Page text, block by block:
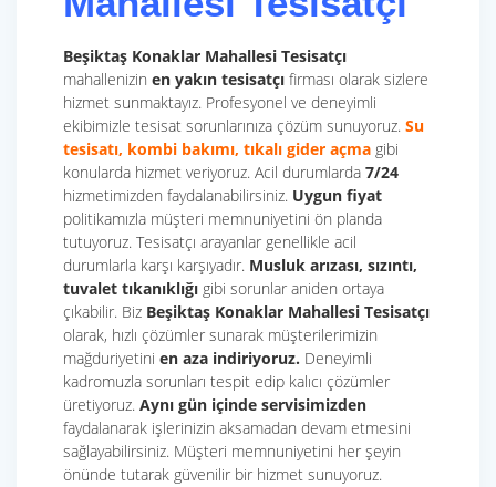
Beşiktaş Konaklar Mahallesi Tesisatçı
mahallenizin en yakın tesisatçı firması olarak sizlere
hizmet sunmaktayız. Profesyonel ve deneyimli
ekibimizle tesisat sorunlarınıza çözüm sunuyoruz. Su
tesisatı, kombi bakımı, tıkalı gider açma gibi
konularda hizmet veriyoruz. Acil durumlarda 7/24
hizmetimizden faydalanabilirsiniz. Uygun fiyat
politikamızla müşteri memnuniyetini ön planda
tutuyoruz. Tesisatçı arayanlar genellikle acil
durumlarla karşı karşıyadır. Musluk arızası, sızıntı,
tuvalet tıkanıklığı gibi sorunlar aniden ortaya
çıkabilir. Biz Beşiktaş Konaklar Mahallesi Tesisatçı
olarak, hızlı çözümler sunarak müşterilerimizin
mağduriyetini en aza indiriyoruz. Deneyimli
kadromuzla sorunları tespit edip kalıcı çözümler
üretiyoruz. Aynı gün içinde servisimizden
faydalanarak işlerinizin aksamadan devam etmesini
sağlayabilirsiniz. Müşteri memnuniyetini her şeyin
önünde tutarak güvenilir bir hizmet sunuyoruz.